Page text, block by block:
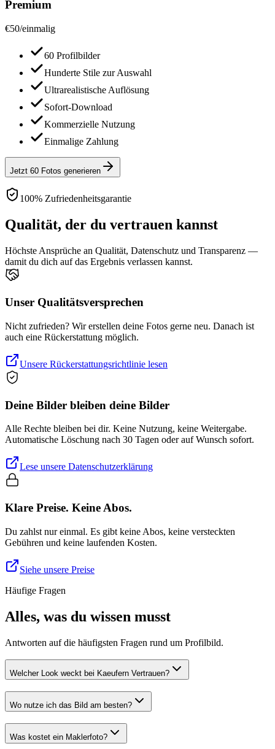
Premium
€50/einmalig
60 Profilbilder
Hunderte Stile zur Auswahl
Ultrarealistische Auflösung
Sofort-Download
Kommerzielle Nutzung
Einmalige Zahlung
Jetzt 60 Fotos generieren
100% Zufriedenheitsgarantie
Qualität, der du vertrauen kannst
Höchste Ansprüche an Qualität, Datenschutz und Transparenz —
damit du dich auf das Ergebnis verlassen kannst.
Unser Qualitätsversprechen
Nicht zufrieden? Wir erstellen deine Fotos gerne neu. Danach ist
auch eine Rückerstattung möglich.
Unsere Rückerstattungsrichtlinie lesen
Deine Bilder bleiben deine Bilder
Alle Rechte bleiben bei dir. Keine Nutzung, keine Weitergabe.
Automatische Löschung nach 30 Tagen oder auf Wunsch sofort.
Lese unsere Datenschutzerklärung
Klare Preise. Keine Abos.
Du zahlst nur einmal. Es gibt keine Abos, keine versteckten
Gebühren und keine laufenden Kosten.
Siehe unsere Preise
Häufige Fragen
Alles, was du wissen musst
Antworten auf die häufigsten Fragen rund um Profilbild.
Welcher Look weckt bei Kaeufern Vertrauen?
Wo nutze ich das Bild am besten?
Was kostet ein Maklerfoto?